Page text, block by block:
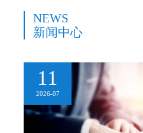
NEWS
新闻中心
11
2026-07